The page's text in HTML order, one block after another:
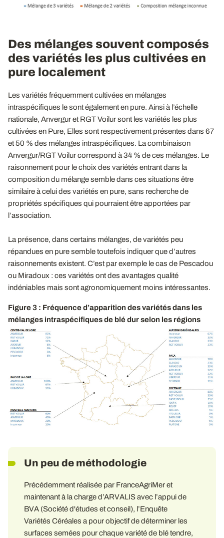
Des mélanges souvent composés
des variétés les plus cultivées en
pure localement
Les variétés fréquemment cultivées en mélanges
intraspécifiques le sont également en pure. Ainsi à l’échelle
nationale, Anvergur et RGT Voilur sont les variétés les plus
cultivées en Pure, Elles sont respectivement présentes dans 67
et 50 % des mélanges intraspécifiques. La combinaison
Anvergur/RGT Voilur correspond à 34 % de ces mélanges. Le
raisonnement pour le choix des variétés entrant dans la
composition du mélange semble dans ces situations être
similaire à celui des variétés en pure, sans recherche de
propriétés spécifiques qui pourraient être apportées par
l’association.
La présence, dans certains mélanges, de variétés peu
répandues en pure semble toutefois indiquer que d’autres
raisonnements existent. C’est par exemple le cas de Pescadou
ou Miradoux : ces variétés ont des avantages qualité
indéniables mais sont agronomiquement moins intéressantes.
Figure 3 : Fréquence d’apparition des variétés dans les
mélanges intraspécifiques de blé dur selon les régions
Un peu de méthodologie
Précédemment réalisée par FranceAgriMer et
maintenant à la charge d’ARVALIS avec l’appui de
BVA (Société d'études et conseil), l’Enquête
Variétés Céréales a pour objectif de déterminer les
surfaces semées pour chaque variété de blé tendre,